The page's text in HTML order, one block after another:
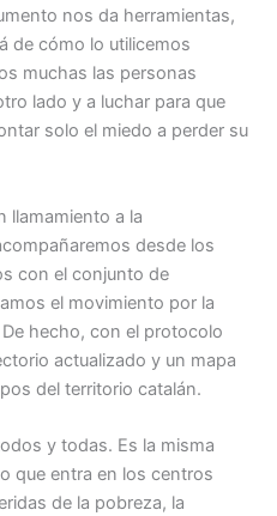
nos da herramientas,
de cómo lo utilicemos
muchas las personas
lado y a luchar para que
solo el miedo a perder su
llamamiento a la
desde los
con el conjunto de
el movimiento por la
hecho, con el protocolo
actualizado y un mapa
del territorio catalán.
y todas. Es la misma
que entra en los centros
de la pobreza, la